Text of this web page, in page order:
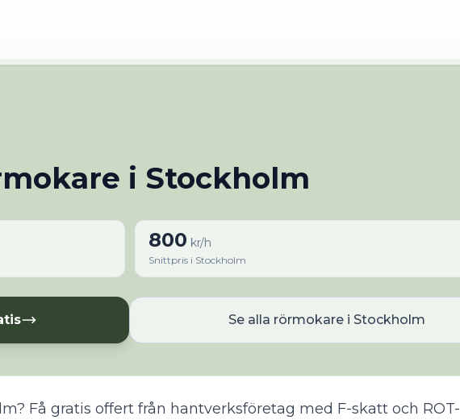
i Stockholm
800 kr/h
Snittpris i Stockholm
Se alla rörmokarei Stockholm
Få gratis offert från hantverksföretag med F-skatt och ROT-